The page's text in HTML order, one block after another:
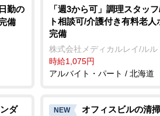
勤の
備
「週3から可」調理スタッ
ト相談可/介護付き有料老
完備
株式会社メディカルレイ/ルル
時給1,075円
アルバイト・パート / 北海道
ダ NEW
オフィスビルの清